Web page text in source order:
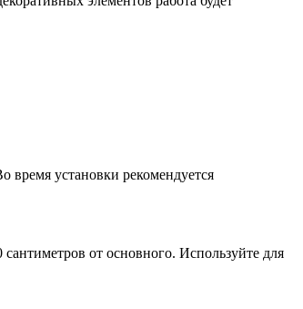
установки рекомендуется
от основного. Используйте для